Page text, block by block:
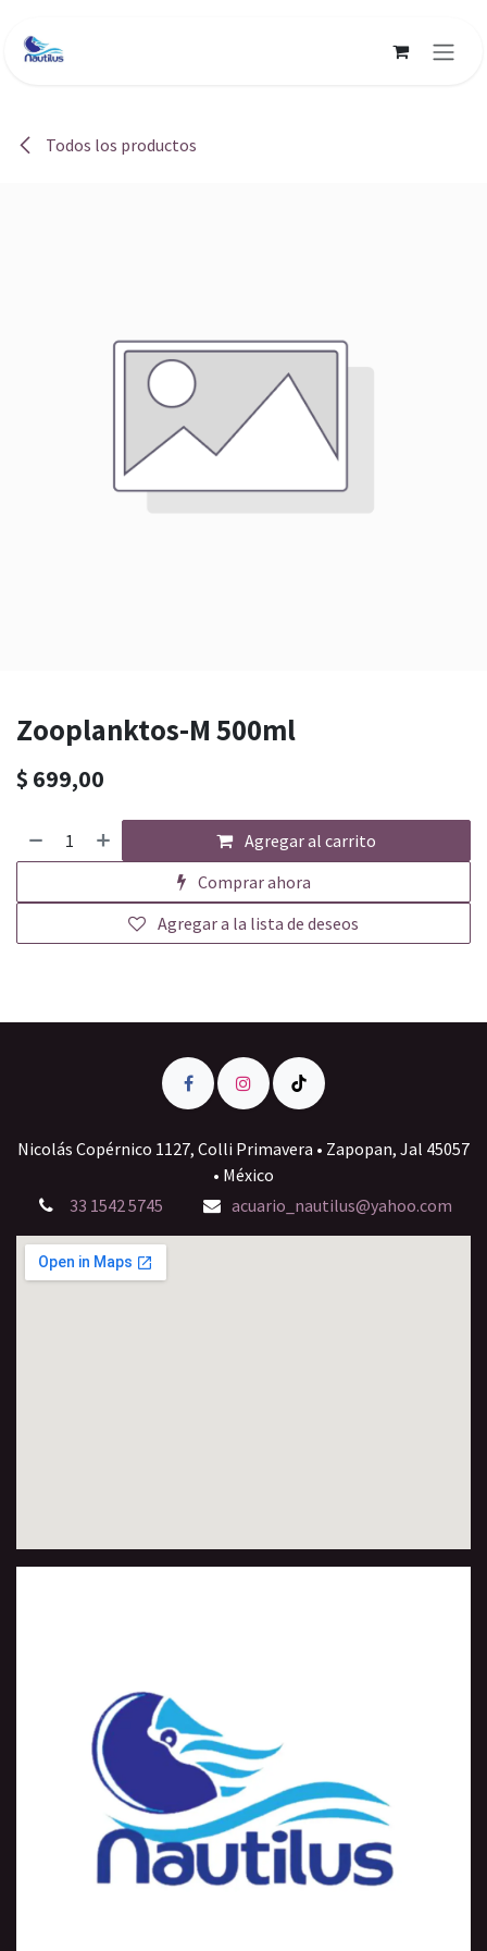
Todos los productos
Zooplanktos-M 500ml
$ 699,00
Agregar al carrito
Comprar ahora
Agregar a la lista de deseos
Nicolás Copérnico 1127, Colli Primavera • Zapopan, Jal 45057
• México
33 1542 5745
acuario_nautilus@yahoo.com